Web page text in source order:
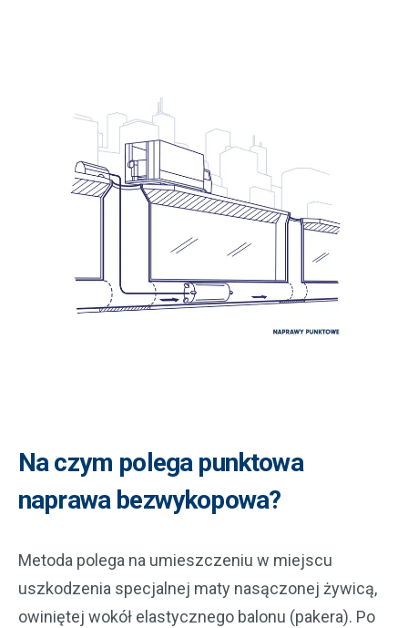
Na czym polega punktowa
naprawa bezwykopowa?
Metoda polega na umieszczeniu w miejscu
uszkodzenia specjalnej maty nasączonej żywicą,
owiniętej wokół elastycznego balonu (pakera). Po